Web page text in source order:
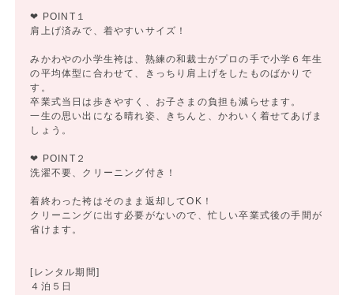
❤ POINT１
肩上げ済みで、着やすいサイズ！
みかわやの小学生袴は、熟練の和裁士がプロの手で小学６年生
の平均体型に合わせて、きっちり肩上げをしたものばかりで
す。
卒業式当日は歩きやすく、お子さまの負担も減らせます。
一生の思い出になる晴れ姿、きちんと、かわいく着せてあげま
しょう。
❤ POINT２
洗濯不要、クリーニング付き！
着終わった袴はそのまま返却してOK！
クリーニングに出す必要がないので、忙しい卒業式後の手間が
省けます。
[レンタル期間]
４泊５日